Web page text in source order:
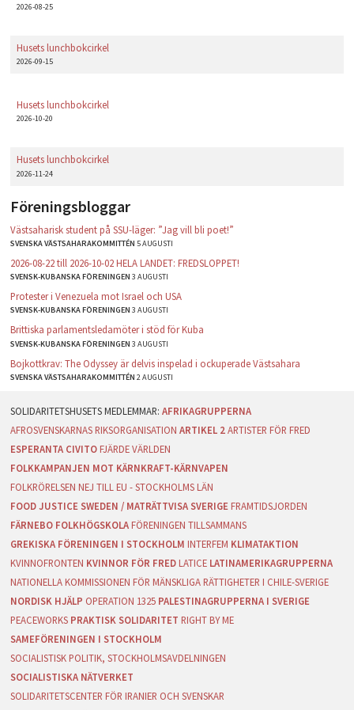
2026-08-25
Husets lunchbokcirkel
2026-09-15
Husets lunchbokcirkel
2026-10-20
Husets lunchbokcirkel
2026-11-24
Föreningsbloggar
Västsaharisk student på SSU-läger: ”Jag vill bli poet!”
SVENSKA VÄSTSAHARAKOMMITTÉN5 AUGUSTI
2026-08-22 till 2026-10-02 HELA LANDET: FREDSLOPPET!
SVENSK-KUBANSKA FÖRENINGEN3 AUGUSTI
Protester i Venezuela mot Israel och USA
SVENSK-KUBANSKA FÖRENINGEN3 AUGUSTI
Brittiska parlamentsledamöter i stöd för Kuba
SVENSK-KUBANSKA FÖRENINGEN3 AUGUSTI
Bojkottkrav: The Odyssey är delvis inspelad i ockuperade Västsahara
SVENSKA VÄSTSAHARAKOMMITTÉN2 AUGUSTI
AFRIKAGRUPPERNA
AFROSVENSKARNAS RIKSORGANISATION ARTIKEL 2 ARTISTER FÖR FRED
ESPERANTA CIVITO FJÄRDE VÄRLDEN
FOLKKAMPANJEN MOT KÄRNKRAFT-KÄRNVAPEN
FOLKRÖRELSEN NEJ TILL EU - STOCKHOLMS LÄN
FOOD JUSTICE SWEDEN / MATRÄTTVISA SVERIGE FRAMTIDSJORDEN
FÄRNEBO FOLKHÖGSKOLA FÖRENINGEN TILLSAMMANS
GREKISKA FÖRENINGEN I STOCKHOLM INTERFEM KLIMATAKTION
KVINNOFRONTEN KVINNOR FÖR FRED LATICE LATINAMERIKAGRUPPERNA
NATIONELLA KOMMISSIONEN FÖR MÄNSKLIGA RÄTTIGHETER I CHILE-SVERIGE
NORDISK HJÄLP OPERATION 1325 PALESTINAGRUPPERNA I SVERIGE
PEACEWORKS PRAKTISK SOLIDARITET RIGHT BY ME
SAMEFÖRENINGEN I STOCKHOLM
SOCIALISTISK POLITIK, STOCKHOLMSAVDELNINGEN
SOCIALISTISKA NÄTVERKET
SOLIDARITETSCENTER FÖR IRANIER OCH SVENSKAR